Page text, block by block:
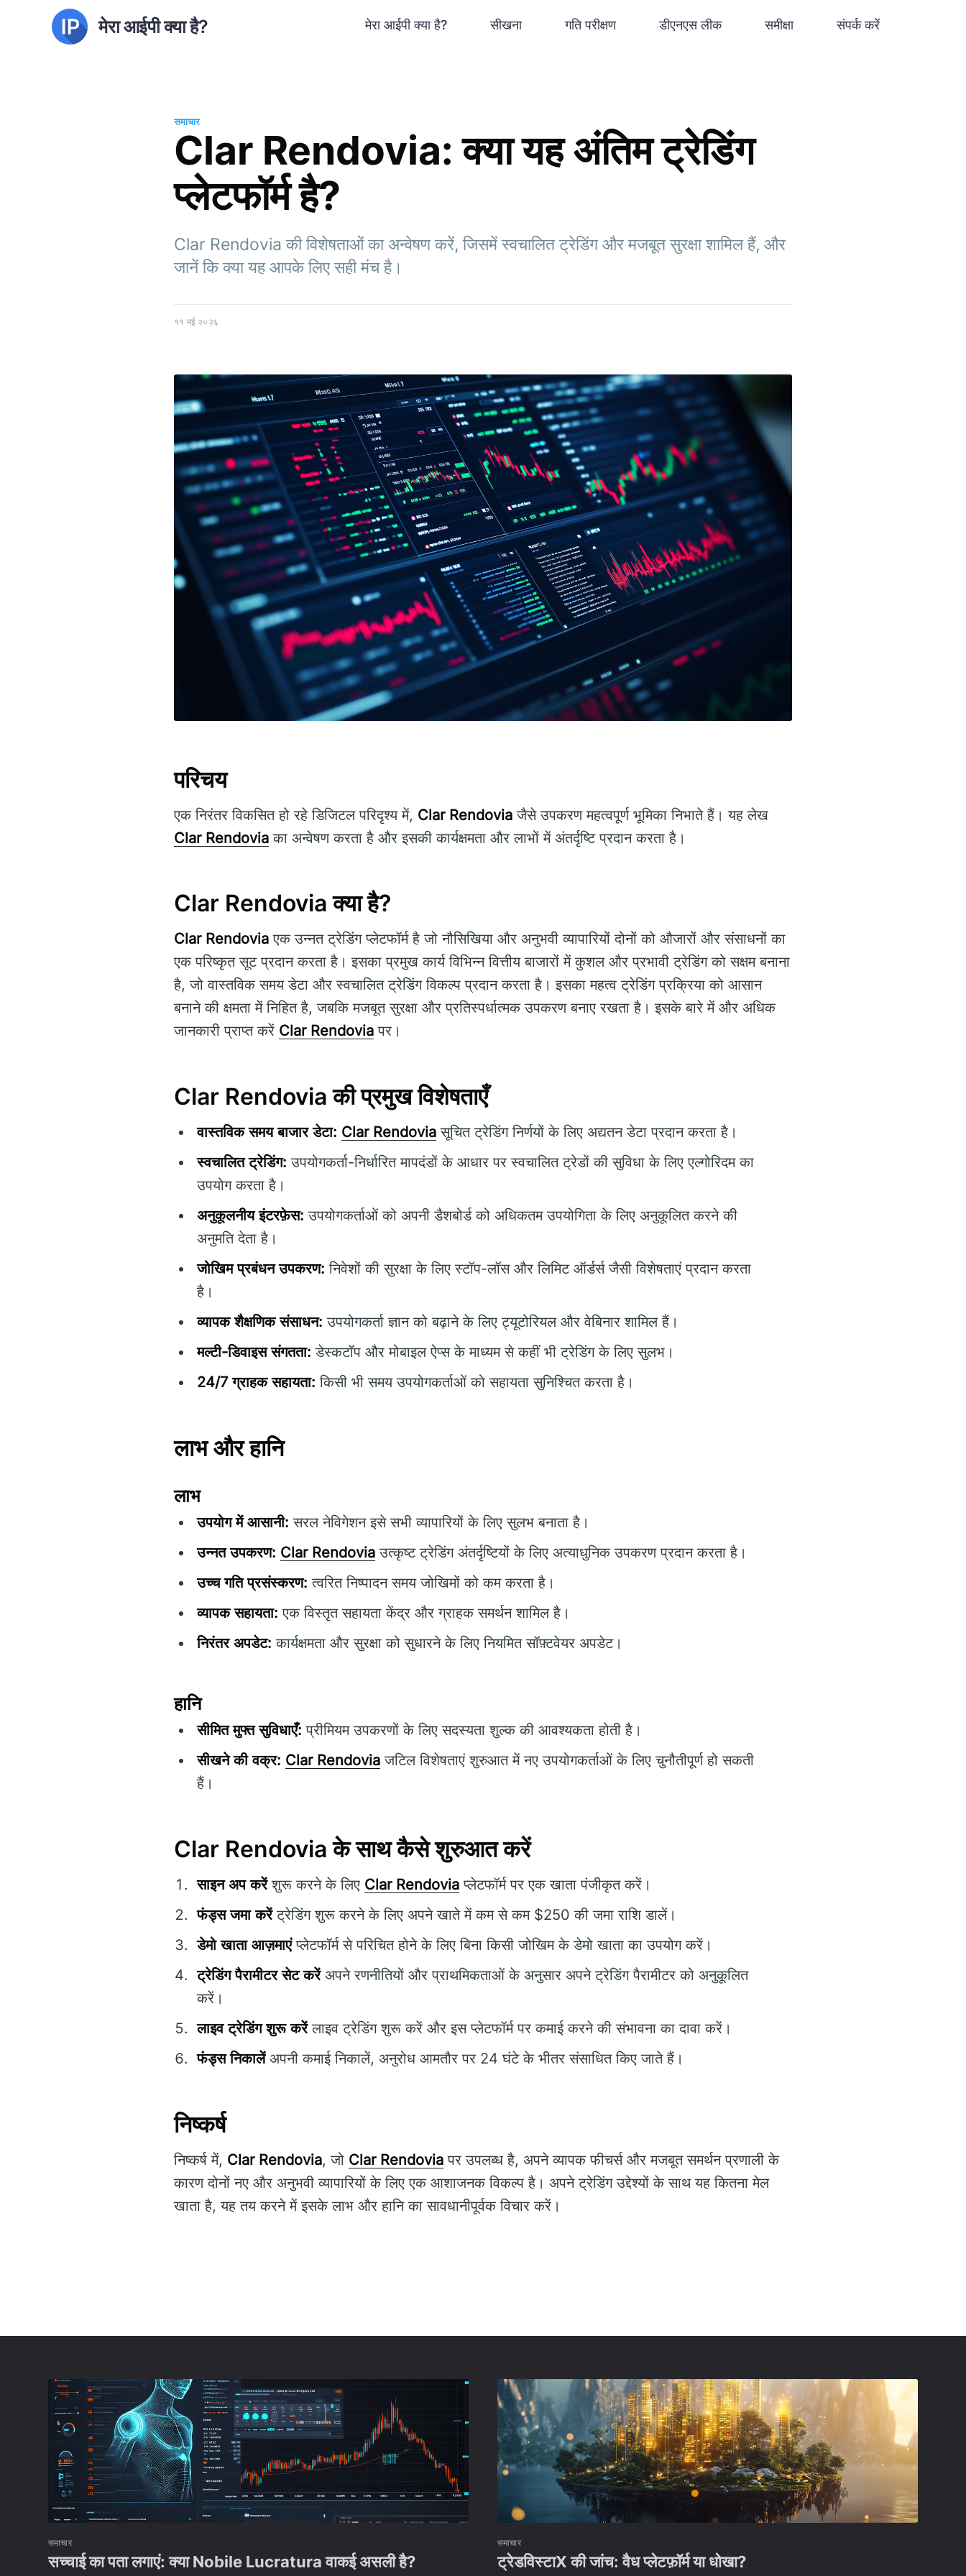
मेरा आईपी क्या है? मेरा आईपी क्या है? सीखना गति परीक्षण डीएनएस लीक समीक्षा संपर्क करें
समाचार
Clar Rendovia: क्या यह अंतिम ट्रेडिंग
प्लेटफॉर्म है?
Clar Rendovia की विशेषताओं का अन्वेषण करें, जिसमें स्वचालित ट्रेडिंग और मजबूत सुरक्षा शामिल हैं, और
जानें कि क्या यह आपके लिए सही मंच है।
११ मई २०२६
परिचय
एक निरंतर विकसित हो रहे डिजिटल परिदृश्य में, Clar Rendovia जैसे उपकरण महत्वपूर्ण भूमिका निभाते हैं। यह लेख
Clar Rendovia का अन्वेषण करता है और इसकी कार्यक्षमता और लाभों में अंतर्दृष्टि प्रदान करता है।
Clar Rendovia क्या है?
Clar Rendovia एक उन्नत ट्रेडिंग प्लेटफॉर्म है जो नौसिखिया और अनुभवी व्यापारियों दोनों को औजारों और संसाधनों का
एक परिष्कृत सूट प्रदान करता है। इसका प्रमुख कार्य विभिन्न वित्तीय बाजारों में कुशल और प्रभावी ट्रेडिंग को सक्षम बनाना
है, जो वास्तविक समय डेटा और स्वचालित ट्रेडिंग विकल्प प्रदान करता है। इसका महत्व ट्रेडिंग प्रक्रिया को आसान
बनाने की क्षमता में निहित है, जबकि मजबूत सुरक्षा और प्रतिस्पर्धात्मक उपकरण बनाए रखता है। इसके बारे में और अधिक
जानकारी प्राप्त करें Clar Rendovia पर।
Clar Rendovia की प्रमुख विशेषताएँ
वास्तविक समय बाजार डेटा: Clar Rendovia सूचित ट्रेडिंग निर्णयों के लिए अद्यतन डेटा प्रदान करता है।
स्वचालित ट्रेडिंग: उपयोगकर्ता-निर्धारित मापदंडों के आधार पर स्वचालित ट्रेडों की सुविधा के लिए एल्गोरिदम का
उपयोग करता है।
अनुकूलनीय इंटरफ़ेस: उपयोगकर्ताओं को अपनी डैशबोर्ड को अधिकतम उपयोगिता के लिए अनुकूलित करने की
अनुमति देता है।
जोखिम प्रबंधन उपकरण: निवेशों की सुरक्षा के लिए स्टॉप-लॉस और लिमिट ऑर्डर्स जैसी विशेषताएं प्रदान करता
है।
व्यापक शैक्षणिक संसाधन: उपयोगकर्ता ज्ञान को बढ़ाने के लिए ट्यूटोरियल और वेबिनार शामिल हैं।
मल्टी-डिवाइस संगतता: डेस्कटॉप और मोबाइल ऐप्स के माध्यम से कहीं भी ट्रेडिंग के लिए सुलभ।
24/7 ग्राहक सहायता: किसी भी समय उपयोगकर्ताओं को सहायता सुनिश्चित करता है।
लाभ और हानि
लाभ
उपयोग में आसानी: सरल नेविगेशन इसे सभी व्यापारियों के लिए सुलभ बनाता है।
उन्नत उपकरण: Clar Rendovia उत्कृष्ट ट्रेडिंग अंतर्दृष्टियों के लिए अत्याधुनिक उपकरण प्रदान करता है।
उच्च गति प्रसंस्करण: त्वरित निष्पादन समय जोखिमों को कम करता है।
व्यापक सहायता: एक विस्तृत सहायता केंद्र और ग्राहक समर्थन शामिल है।
निरंतर अपडेट: कार्यक्षमता और सुरक्षा को सुधारने के लिए नियमित सॉफ़्टवेयर अपडेट।
हानि
सीमित मुफ्त सुविधाएँ: प्रीमियम उपकरणों के लिए सदस्यता शुल्क की आवश्यकता होती है।
सीखने की वक्र: Clar Rendovia जटिल विशेषताएं शुरुआत में नए उपयोगकर्ताओं के लिए चुनौतीपूर्ण हो सकती
हैं।
Clar Rendovia के साथ कैसे शुरुआत करें
साइन अप करेंशुरू करने के लिए Clar Rendovia प्लेटफॉर्म पर एक खाता पंजीकृत करें।
फंड्स जमा करेंट्रेडिंग शुरू करने के लिए अपने खाते में कम से कम $250 की जमा राशि डालें।
डेमो खाता आज़माएंप्लेटफॉर्म से परिचित होने के लिए बिना किसी जोखिम के डेमो खाता का उपयोग करें।
ट्रेडिंग पैरामीटर सेट करेंअपने रणनीतियों और प्राथमिकताओं के अनुसार अपने ट्रेडिंग पैरामीटर को अनुकूलित
करें।
लाइव ट्रेडिंग शुरू करेंलाइव ट्रेडिंग शुरू करें और इस प्लेटफॉर्म पर कमाई करने की संभावना का दावा करें।
फंड्स निकालेंअपनी कमाई निकालें, अनुरोध आमतौर पर 24 घंटे के भीतर संसाधित किए जाते हैं।
निष्कर्ष
निष्कर्ष में, Clar Rendovia, जो Clar Rendovia पर उपलब्ध है, अपने व्यापक फीचर्स और मजबूत समर्थन प्रणाली के
कारण दोनों नए और अनुभवी व्यापारियों के लिए एक आशाजनक विकल्प है। अपने ट्रेडिंग उद्देश्यों के साथ यह कितना मेल
खाता है, यह तय करने में इसके लाभ और हानि का सावधानीपूर्वक विचार करें।
समाचार
सच्चाई का पता लगाएं: क्या Nobile Lucratura वाकई असली है?
समाचार
ट्रेडविस्टाX की जांच: वैध प्लेटफ़ॉर्म या धोखा?